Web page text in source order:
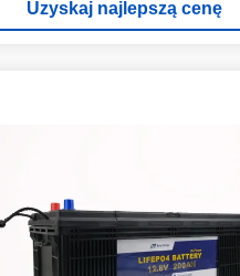
Uzyskaj najlepszą cenę